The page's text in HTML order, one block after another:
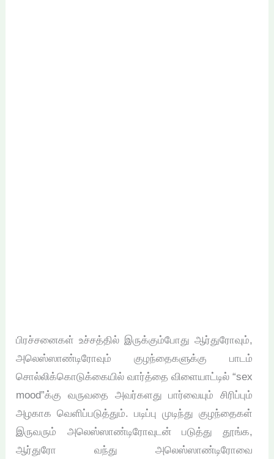
பிரச்சனைகள் உச்சத்தில் இருக்கும்போது ஆர்துரோவும்,
அலெஸ்ஸாண்டிரோவும் குழந்தைகளுக்கு பாடம்
சொல்லிக்கொடுக்கையில் வார்த்தை விளையாட்டில் “sex
mood”க்கு வருவதை அவர்களது பார்வையும் சிரிப்பும்
அழகாக வெளிப்படுத்தும். படிப்பு முடிந்து குழந்தைகள்
இருவரும் அலெஸ்ஸாண்டிரோவுடன் படுத்து தூங்க,
ஆர்துரோ வந்து அலெஸ்ஸாண்டிரோவை